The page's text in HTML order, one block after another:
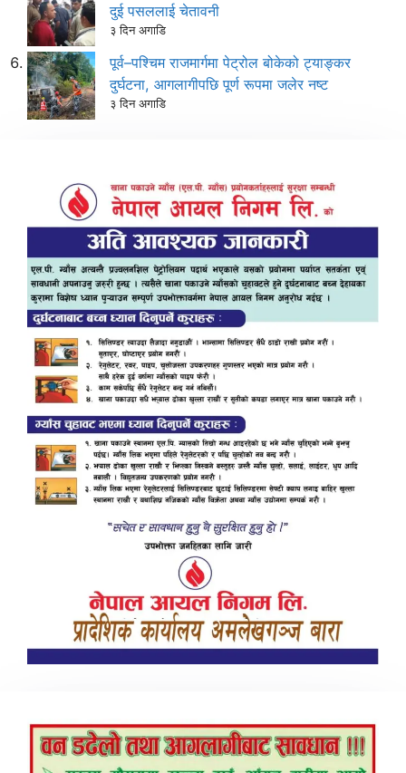
दुई पसललाई चेतावनी
३ दिन अगाडि
पूर्व–पश्चिम राजमार्गमा पेट्रोल बोकेको ट्याङ्कर
दुर्घटना, आगलागीपछि पूर्ण रूपमा जलेर नष्ट
३ दिन अगाडि